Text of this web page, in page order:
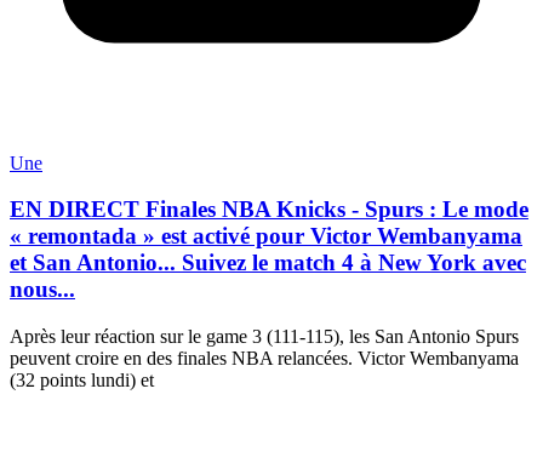
Une
EN DIRECT Finales NBA Knicks - Spurs : Le mode
« remontada » est activé pour Victor Wembanyama
et San Antonio... Suivez le match 4 à New York avec
nous...
Après leur réaction sur le game 3 (111-115), les San Antonio Spurs
peuvent croire en des finales NBA relancées. Victor Wembanyama
(32 points lundi) et